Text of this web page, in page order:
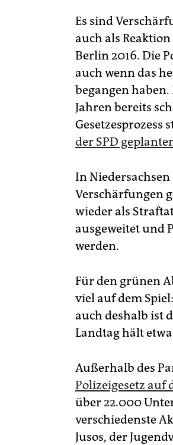
Es sind
auch als
Berlin 2016. Die
auch wenn das
begangen
Jahren bereits
Gesetzesprozess
der SPD
In
Verschärfungen
wieder als
ausgeweitet und
werden.
Für den grünen
viel auf dem Spiel:
auch deshalb ist
Landtag hält
Außerhalb des
Polizeigesetz auf
über 22.000
verschiedenste
Jusos, der